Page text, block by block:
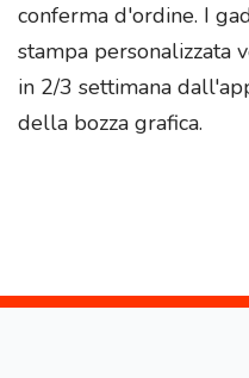
conferma d'ordine. I
stampa personalizzata
in 2/3 settimana
della bozza grafica.